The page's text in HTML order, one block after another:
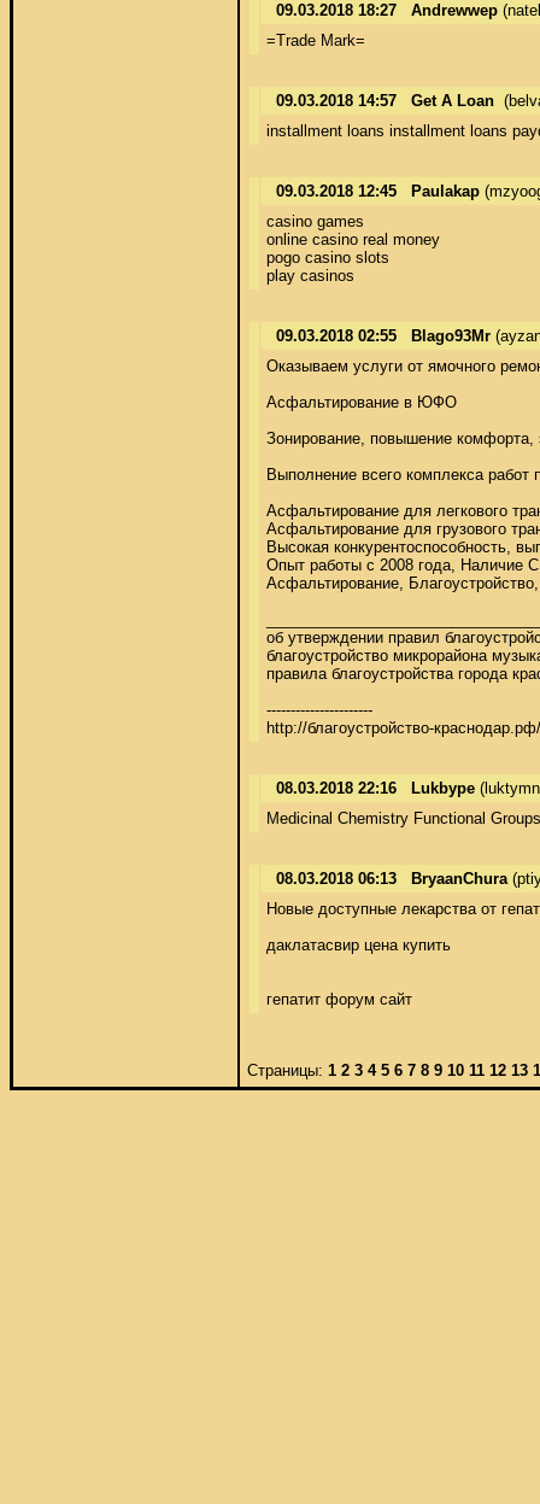
09.03.2018 18:27 Andrewwep
=Trade Mark=
09.03.2018 14:57 Get A Loan
installment loans installment loans
09.03.2018 12:45 Paulakap
casino games
online casino real money
pogo casino slots
play casinos
09.03.2018 02:55 Blago93Mr
Оказываем услуги от ямочного
Асфальтирование в ЮФО
Зонирование, повышение комфорта,
Выполнение всего комплекса работ
Асфальтирование для легкового
Асфальтирование для грузового
Высокая конкурентоспособность,
Опыт работы с 2008 года,
Асфальтирование,
об утверждении правил
благоустройство микрорайона
правила благоустройства города
----------------------
http://благоустройство-краснодар.рф/
08.03.2018 22:16 Lukbype
Medicinal Chemistry Functional
08.03.2018 06:13 BryaanChura
Новые доступные лекарства от
даклатасвир цена купить
гепатит форум сайт
Страницы: 1 2 3 4 5 6 7 8 9 10 11 12 13